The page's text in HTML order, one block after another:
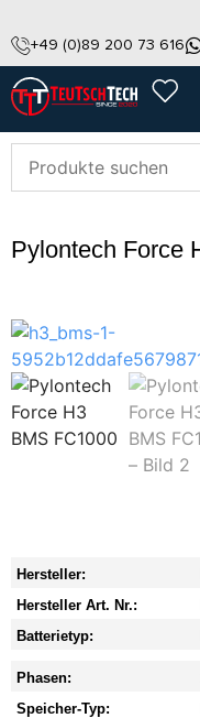
+49 (0)89 200 73 616
Pylontech Force
Hersteller:
Hersteller Art. Nr.:
Batterietyp:
Phasen:
Speicher-Typ: